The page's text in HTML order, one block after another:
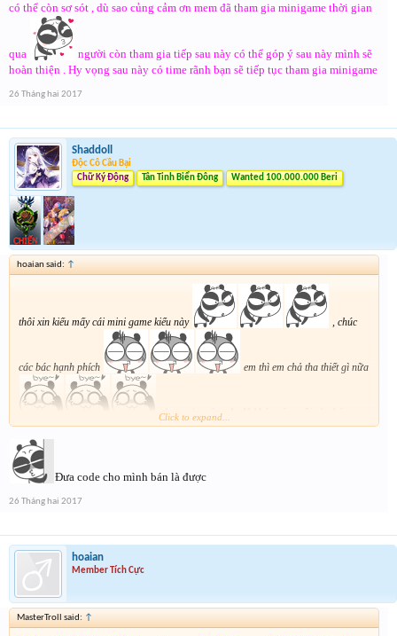
có thể còn sơ sót , dù sao củng cảm ơn mem đã tham gia minigame thời gian
qua
người còn tham gia tiếp sau này có thể góp ý sau này mình sẽ
hoàn thiện . Hy vọng sau này có time rãnh bạn sẽ tiếp tục tham gia minigame
26 Tháng hai 2017
Shaddoll
Độc Cô Cầu Bại
Chữ Ký Động
Tân Tinh Biển Đông Wanted 100.000.000 Beri
hoaian said: ↑
thôi xin kiếu mấy cái mini game kiểu này , chúc
các bác hạnh phích em thì em chả tha thiết gì nữa
, tham gia trúng đc đã khó, trúng rồi còn hóng,
đến khi hàng về lại ăn quả đắng thế này
Click to expand...
Đưa code cho mình bán là được
26 Tháng hai 2017
hoaian
Member Tích Cực
MasterTroll said: ↑